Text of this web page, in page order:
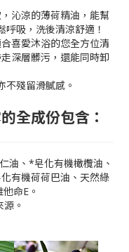
沁涼的薄荷精油，能幫
吸，洗後清涼舒適！
喜愛沐浴的您全方位清
深層髒污，還能同時卸
不殘留滑膩感。
全成份包含：
油、*皂化有機橄欖油、
有機荷荷巴油、天然綠
命E。
。